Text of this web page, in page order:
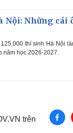
Nội: Những cái
thí sinh Hà Nội
năm học 2026-2027.
trên